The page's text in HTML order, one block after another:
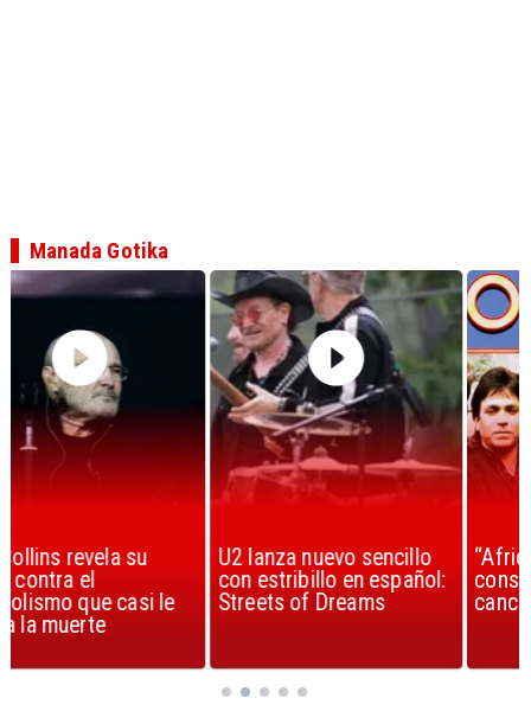
U2 lanza nuevo sencillo
con estribillo en español:
Streets of Dreams
“Africa” de Toto es
considerada la mejor
canción, según la ciencia
Manada Gotika